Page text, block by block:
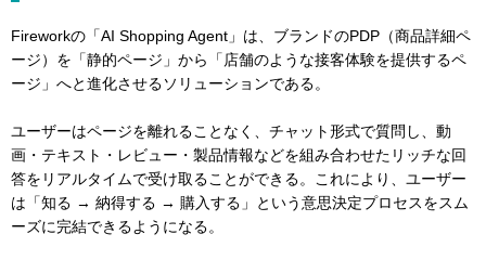
Fireworkの「AI Shopping Agent」は、ブランドのPDP（商品詳細ペ
ージ）を「静的ページ」から「店舗のような接客体験を提供するペ
ージ」へと進化させるソリューションである。
ユーザーはページを離れることなく、チャット形式で質問し、動
画・テキスト・レビュー・製品情報などを組み合わせたリッチな回
答をリアルタイムで受け取ることができる。これにより、ユーザー
は「知る → 納得する → 購入する」という意思決定プロセスをスム
ーズに完結できるようになる。